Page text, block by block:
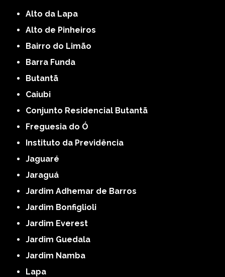
Alto da Lapa
Alto de Pinheiros
Bairro do Limão
Barra Funda
Butantã
Caiubi
Conjunto Residencial Butantã
Freguesia do Ó
Instituto da Previdência
Jaguaré
Jaraguá
Jardim Adhemar de Barros
Jardim Bonfiglioli
Jardim Everest
Jardim Guedala
Jardim Namba
Lapa